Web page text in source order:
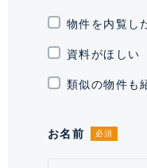
入居可能日
駐車場
物件を内覧し
資料がほしい
類似の物件も
お名前 必須